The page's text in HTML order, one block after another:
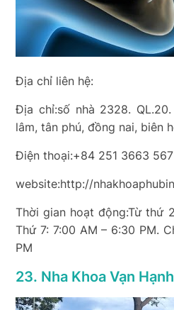
Địa chỉ liên hệ:
Địa chỉ:số nhà 2328.
lâm, tân phú, đồng nai, biên
Điện thoại:+84 251 3663 567
website:http://
Thời gian hoạt động:Từ thứ
Thứ 7: 7:00 AM – 6:30 PM.
PM
23. Nha Khoa Vạn